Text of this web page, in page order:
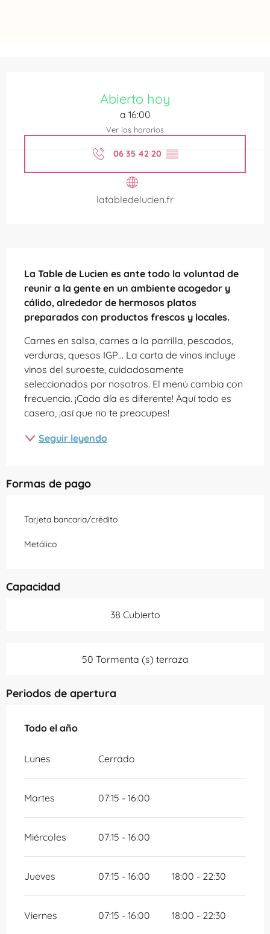
Abierto hoy
a 16:00
Ver los horarios
06 35 42 20 ▒▒
latabledelucien.fr
La Table de Lucien es ante todo la voluntad de
reunir a la gente en un ambiente acogedor y
cálido, alrededor de hermosos platos
preparados con productos frescos y locales.
Carnes en salsa, carnes a la parrilla, pescados,
verduras, quesos IGP… La carta de vinos incluye
vinos del suroeste, cuidadosamente
seleccionados por nosotros. El menú cambia con
frecuencia. ¡Cada día es diferente! Aquí todo es
casero, ¡así que no te preocupes!
Seguir leyendo
Formas de pago
Tarjeta bancaria/crédito
Metálico
Capacidad
38 Cubierto
50 Tormenta (s) terraza
Periodos de apertura
Todo el año
Todo el año
Lunes Cerrado
Martes 07:15 - 16:00
Miércoles 07:15 - 16:00
Jueves 07:15 - 16:00 18:00 - 22:30
Viernes 07:15 - 16:00 18:00 - 22:30